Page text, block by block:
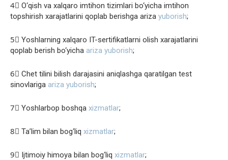
4⃣ O‘qish va xalqaro imtihon tizimlari bo‘yicha imtihon
topshirish xarajatlarini qoplab berishga ariza yuborish;
5⃣ Yoshlarning xalqaro IT-sertifikatlarni olish xarajatlarini
qoplab berish bo‘yicha ariza yuborish;
6⃣ Chet tilini bilish darajasini aniqlashga qaratilgan test
sinovlariga ariza yuborish;
7⃣ Yoshlarbop boshqa xizmatlar;
8⃣ Ta’lim bilan bog‘liq xizmatlar;
9⃣ Ijtimoiy himoya bilan bog‘liq xizmatlar;